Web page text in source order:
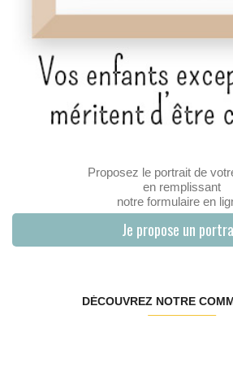
Proposez le portrait de
en remplissant
notre formulaire en
Je propose un
DÉCOUVREZ NOTRE